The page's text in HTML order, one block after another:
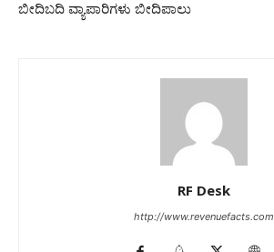
ಬೀದಿಬದಿ ವ್ಯಾಪಾರಿಗಳು ಬೀದಿಪಾಲು
RF Desk
http://www.revenuefacts.com